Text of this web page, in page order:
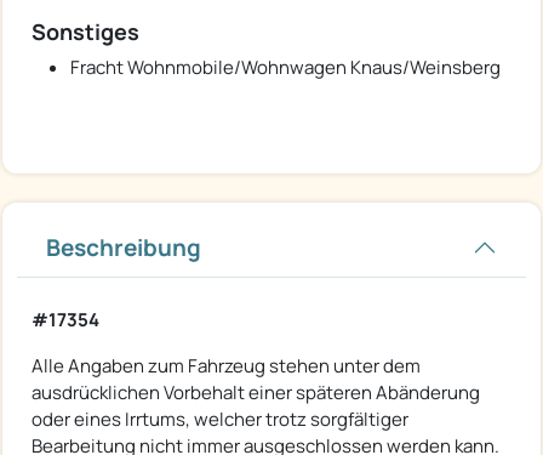
Sonstiges
Fracht Wohnmobile/Wohnwagen Knaus/Weinsberg
Beschreibung
#17354
Alle Angaben zum Fahrzeug stehen unter dem
ausdrücklichen Vorbehalt einer späteren Abänderung
oder eines Irrtums, welcher trotz sorgfältiger
Bearbeitung nicht immer ausgeschlossen werden kann.